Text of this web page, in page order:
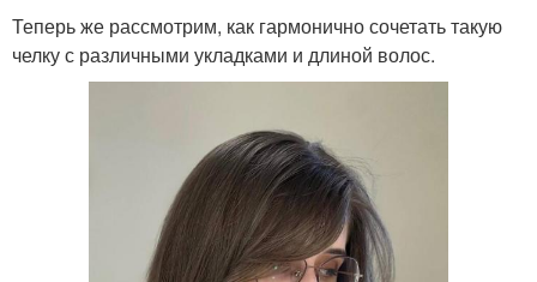
Челка-шторка с
помощью
Продукты для волос
Теперь же рассмотрим, как гармонично сочетать такую
челку с различными укладками и длиной волос.